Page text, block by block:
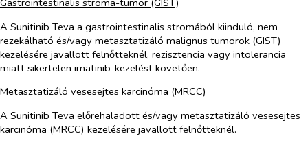
A Sunitinib Teva a gastrointestinalis stromából kiinduló, nem
rezekálható és/vagy metasztatizáló malignus tumorok (GIST)
kezelésére javallott felnőtteknél, rezisztencia vagy intolerancia
miatt sikertelen imatinib-kezelést követően.
Metasztatizáló vesesejtes karcinóma (MRCC)
A Sunitinib Teva előrehaladott és/vagy metasztatizáló vesesejtes
karcinóma (MRCC) kezelésére javallott felnőtteknél.